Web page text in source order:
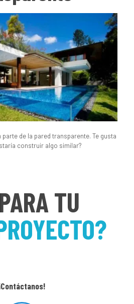
de la pared transparente. Te gusta
construir algo similar?
TU